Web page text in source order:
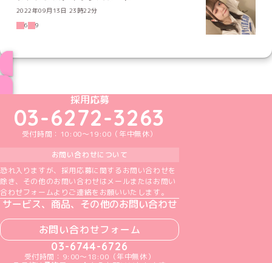
2022年09月13日 23時22分
6
9
めいどりーみんTikTok公式アカウント
めいどりーみんX公式アカウント
めいどりーみんInstagram公式アカウント
めいどりーみんFacebook公式アカウン
めいどりーみんYouTube公式アカ
採用応募
03-6272-3263
受付時間：10:00～19:00（年中無休）
お問い合わせについて
恐れ入りますが、採用応募に関するお問い合わせを
除き、その他のお問い合わせはメールまたはお問い
合わせフォームよりご連絡をお願いいたします。
サービス、商品、その他のお問い合わせ
お問い合わせフォーム
03-6744-6726
受付時間：9:00～18:00（年中無休）